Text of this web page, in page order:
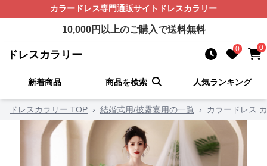
カラードレス専門通販サイト ドレスカラリー
10,000円以上のご購入で送料無料
ドレスカラリー 0 0
新着商品 商品を検索 人気ランキング
ドレスカラリー TOP › 結婚式用/披露宴用の一覧 › カラードレス